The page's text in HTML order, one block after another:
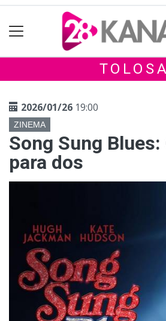
TOLOSA
2026/01/26 19:00
ZINEMA
Song Sung
para dos